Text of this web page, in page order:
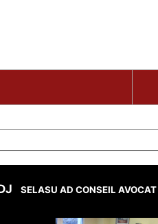
SELASU AD CONSEIL AVOCAT